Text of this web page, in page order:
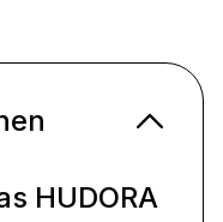
HUDORA